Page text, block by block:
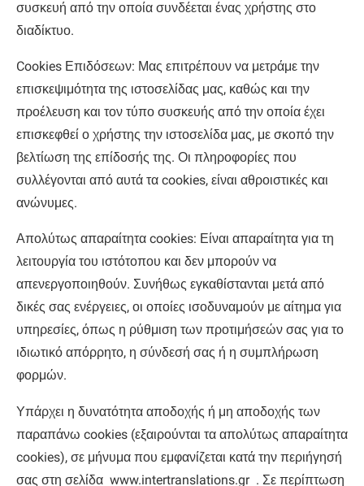
συσκευή από την οποία συνδέεται ένας χρήστης στο
διαδίκτυο.
Cookies Επιδόσεων: Μας επιτρέπουν να μετράμε την
επισκεψιμότητα της ιστοσελίδας μας, καθώς και την
προέλευση και τον τύπο συσκευής από την οποία έχει
επισκεφθεί ο χρήστης την ιστοσελίδα μας, με σκοπό την
βελτίωση της επίδοσής της. Οι πληροφορίες που
συλλέγονται από αυτά τα cookies, είναι αθροιστικές και
ανώνυμες.
Απολύτως απαραίτητα cookies: Είναι απαραίτητα για τη
λειτουργία του ιστότοπου και δεν μπορούν να
απενεργοποιηθούν. Συνήθως εγκαθίστανται μετά από
δικές σας ενέργειες, οι οποίες ισοδυναμούν με αίτημα για
υπηρεσίες, όπως η ρύθμιση των προτιμήσεών σας για το
ιδιωτικό απόρρητο, η σύνδεσή σας ή η συμπλήρωση
φορμών.
Υπάρχει η δυνατότητα αποδοχής ή μη αποδοχής των
παραπάνω cookies (εξαιρούνται τα απολύτως απαραίτητα
cookies), σε μήνυμα που εμφανίζεται κατά την περιήγησή
σας στη σελίδα www.intertranslations.gr . Σε περίπτωση